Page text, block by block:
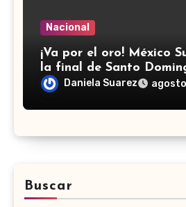
Nacional
¡Va por el oro! México
la final de Santo
golear a Panamá
Daniela Suarez
Buscar